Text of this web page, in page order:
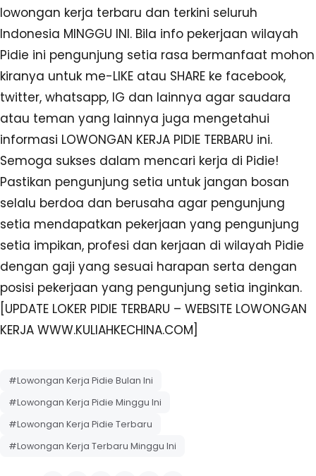
lowongan kerja terbaru dan terkini seluruh
Indonesia MINGGU INI. Bila info pekerjaan wilayah
Pidie ini pengunjung setia rasa bermanfaat mohon
kiranya untuk me-LIKE atau SHARE ke facebook,
twitter, whatsapp, IG dan lainnya agar saudara
atau teman yang lainnya juga mengetahui
informasi LOWONGAN KERJA PIDIE TERBARU ini.
Semoga sukses dalam mencari kerja di Pidie!
Pastikan pengunjung setia untuk jangan bosan
selalu berdoa dan berusaha agar pengunjung
setia mendapatkan pekerjaan yang pengunjung
setia impikan, profesi dan kerjaan di wilayah Pidie
dengan gaji yang sesuai harapan serta dengan
posisi pekerjaan yang pengunjung setia inginkan.
[UPDATE LOKER PIDIE TERBARU – WEBSITE LOWONGAN
KERJA WWW.KULIAHKECHINA.COM]
#Lowongan Kerja Pidie Bulan Ini
#Lowongan Kerja Pidie Minggu Ini
#Lowongan Kerja Pidie Terbaru
#Lowongan Kerja Terbaru Minggu Ini